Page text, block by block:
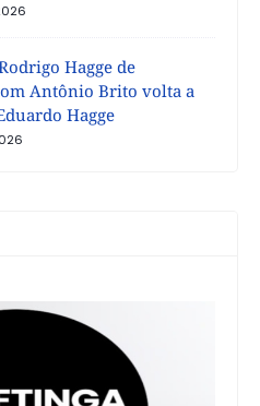
Hagge de
Antônio Brito volta a
Hagge